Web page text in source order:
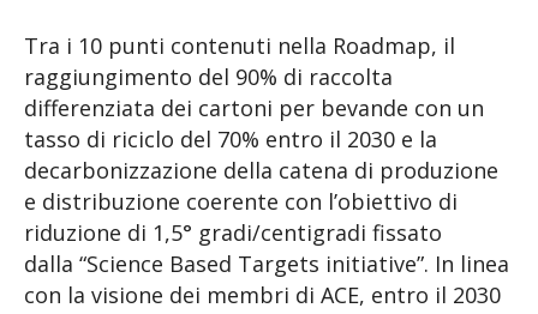
Tra i 10 punti contenuti nella Roadmap, il
raggiungimento del 90% di raccolta
differenziata dei cartoni per bevande con un
tasso di riciclo del 70% entro il 2030 e la
decarbonizzazione della catena di produzione
e distribuzione coerente con l’obiettivo di
riduzione di 1,5° gradi/centigradi fissato
dalla “Science Based Targets initiative”. In linea
con la visione dei membri di ACE, entro il 2030